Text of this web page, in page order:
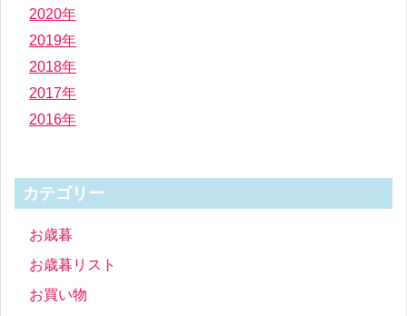
2020年
2019年
2018年
2017年
2016年
カテゴリー
お歳暮
お歳暮リスト
お買い物